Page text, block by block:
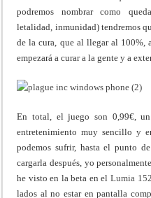
podremos nombrar como
letalidad, inmunidad) tendremos
de la cura, que al llegar al 100%,
empezará a curar a la gente y a
En total, el juego son 0,99€,
entretenimiento muy sencillo y
podemos sufrir, hasta el punto
cargarla después, yo
he visto en la beta en el Lumia
lados al no estar en pantalla